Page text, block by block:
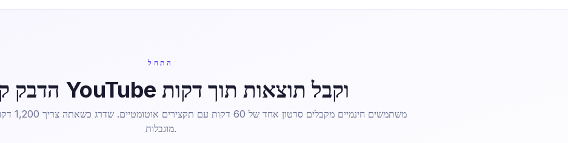
התחל
הדבק קשר YouTube וקבל תוצאות תוך דקות
משתמשים
מוגבלות.